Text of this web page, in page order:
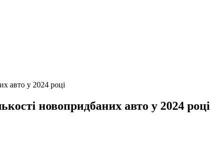
авто у 2024 році
новопридбаних авто у 2024 році